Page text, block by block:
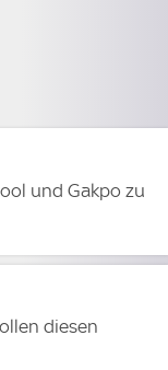
und Gakpo zu
diesen